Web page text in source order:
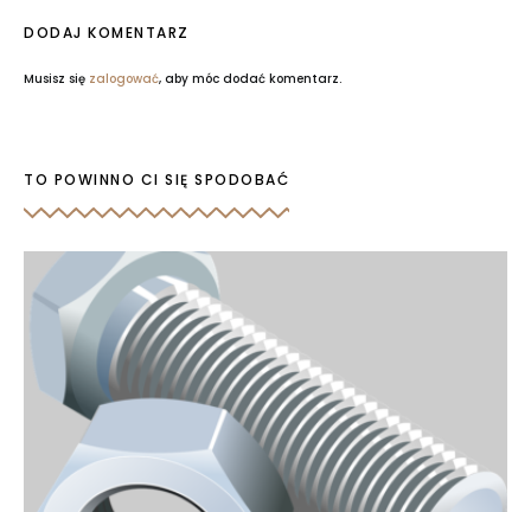
DODAJ KOMENTARZ
Musisz się zalogować, aby móc dodać komentarz.
TO POWINNO CI SIĘ SPODOBAĆ